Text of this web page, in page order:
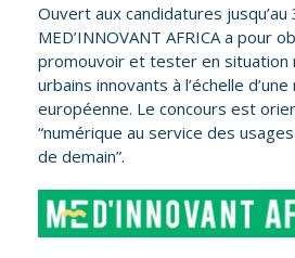
Ouvert aux candidatures
MED’INNOVANT AFRICA a pour
promouvoir et tester en situation
urbains innovants à l’échelle
européenne. Le concours est
“numérique au service des
de demain”.